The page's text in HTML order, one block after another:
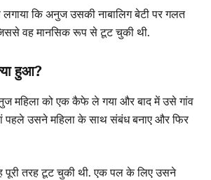
लगाया कि अनुज उसकी नाबालिग बेटी पर गलत
वह मानसिक रूप से टूट चुकी थी.
हुआ?
महिला को एक कैफे ले गया और बाद में उसे गांव
पहले उसने महिला के साथ संबंध बनाए और फिर
पूरी तरह टूट चुकी थी. एक पल के लिए उसने